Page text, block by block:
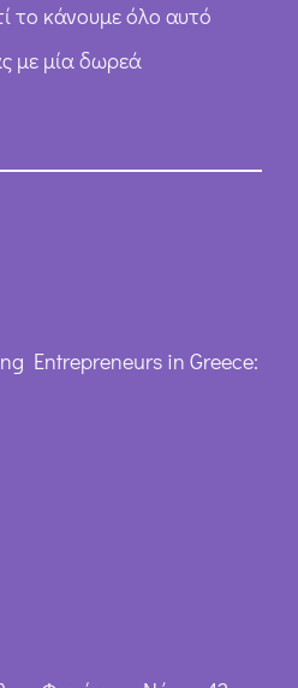
το κάνουμε όλο αυτό
με μία δωρεά
Entrepreneurs in Greece: